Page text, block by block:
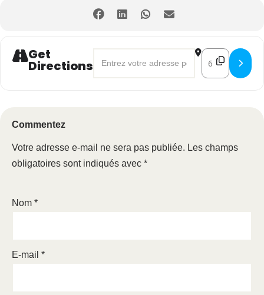
Get
Directions
Address - Balade à vélo deDestination
Commentez
Votre adresse e-mail ne sera pas publiée. Les champs
obligatoires sont indiqués avec *
Nom *
E-mail *